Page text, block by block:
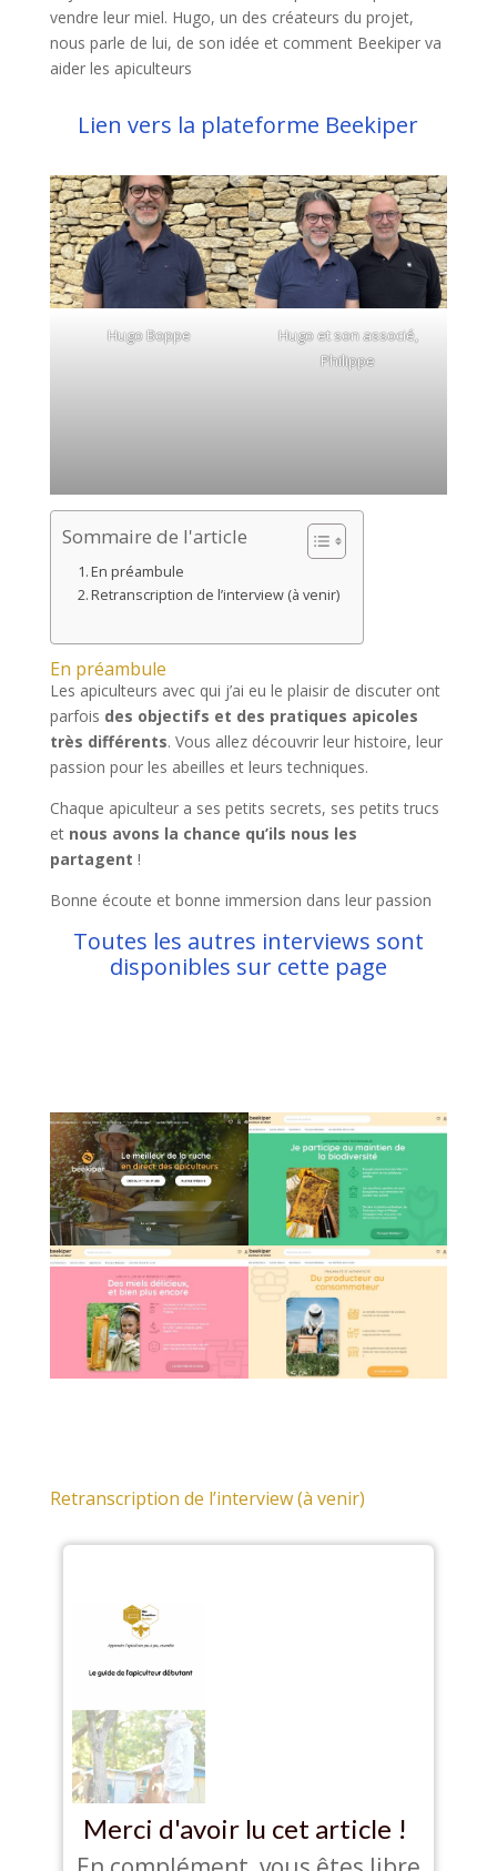
vendre leur miel. Hugo, un des créateurs du projet,
nous parle de lui, de son idée et comment Beekiper va
aider les apiculteurs
Lien vers la plateforme Beekiper
Hugo Boppe
Hugo et son associé,
Philippe
Sommaire de l'article
En préambule
Retranscription de l’interview (à venir)
En préambule
Les apiculteurs avec qui j’ai eu le plaisir de discuter ont
parfois des objectifs et des pratiques apicoles
très différents. Vous allez découvrir leur histoire, leur
passion pour les abeilles et leurs techniques.
Chaque apiculteur a ses petits secrets, ses petits trucs
et nous avons la chance qu’ils nous les
partagent !
Bonne écoute et bonne immersion dans leur passion
Toutes les autres interviews sont
disponibles sur cette page
Retranscription de l’interview (à venir)
Merci d'avoir lu cet article !